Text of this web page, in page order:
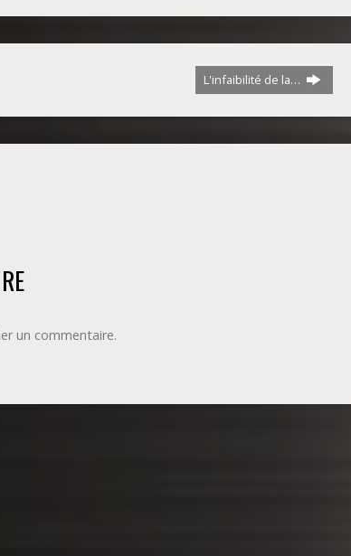
L'infaibilité de la…
un commentaire.